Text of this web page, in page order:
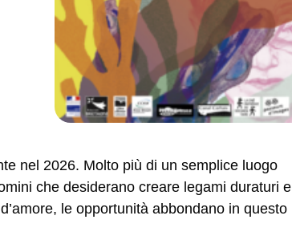
nel 2026. Molto più di un semplice luogo
che desiderano creare legami duraturi e
le opportunità abbondano in questo